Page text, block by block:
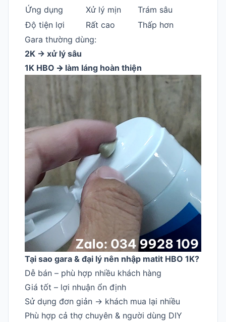
Ứng dụng
Xử lý mịn
Trám sâu
Độ tiện lợi
Rất cao
Thấp hơn
Gara thường dùng:
2K -> xử lý sâu
1K HBO -> làm láng hoàn thiện
Tại sao gara & đại lý nên nhập matit HBO 1K?
Dễ bán – phù hợp nhiều khách hàng
Giá tốt – lợi nhuận ổn định
Sử dụng đơn giản → khách mua lại nhiều
Phù hợp cả thợ chuyên & người dùng DIY